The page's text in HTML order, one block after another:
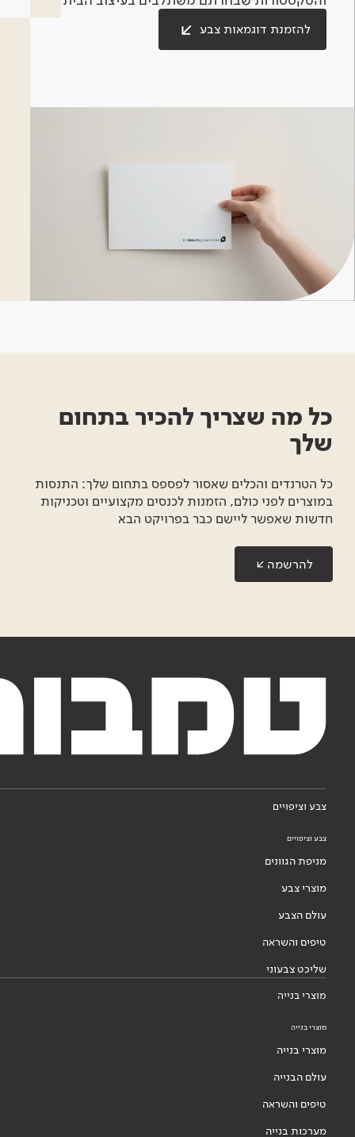
להזמנת דוגמאות צבע
כל מה שצריך להכיר בתחום
שלך
כל הטרנדים והכלים שאסור לפספס בתחום שלך: התנסות
במוצרים לפני כולם, הזמנות לכנסים מקצועיים וטכניקות
חדשות שאפשר ליישם כבר בפרויקט הבא
להרשמה
צבע וציפויים
צבע וציפויים
מניפת הגוונים
מוצרי צבע
עולם הצבע
טיפים והשראה
שליכט צבעוני
מוצרי בנייה
מוצרי בנייה
מוצרי בנייה
עולם הבנייה
טיפים והשראה
מערכות בנייה